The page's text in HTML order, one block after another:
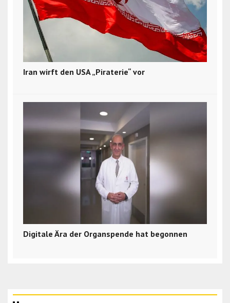
Iran wirft den USA „Piraterie“ vor
Digitale Ära der Organspende hat begonnen